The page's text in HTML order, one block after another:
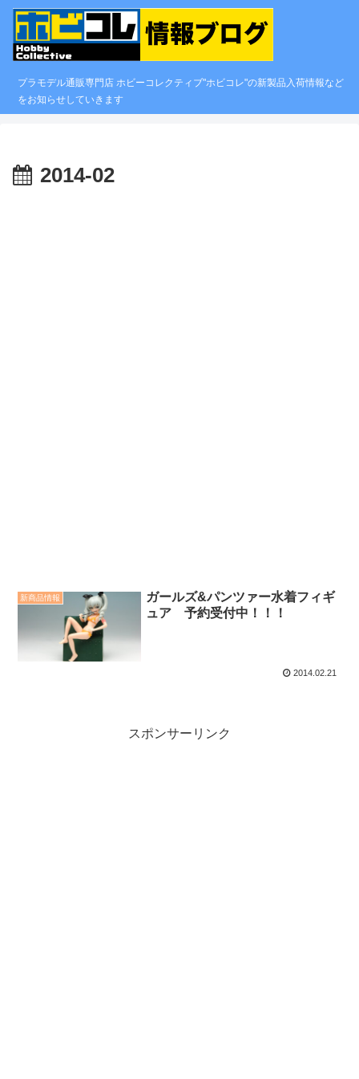
プラモデル通販専門店 ホビーコレクティブ"ホビコレ"の新製品入荷情報など
をお知らせしていきます
2014-02
新商品情報
ガールズ&パンツァー水着フィギ
ュア 予約受付中！！！
2014.02.21
スポンサーリンク